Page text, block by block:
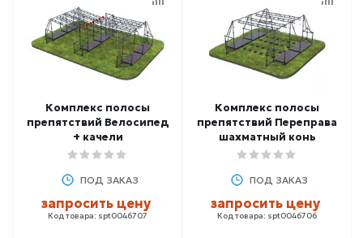
Комплекс полосы
препятствий Велосипед
+ качели
ПОД ЗАКАЗ
запросить цену
Код товара: spt0046707
Комплекс полосы
препятствий Переправа
шахматный конь
ПОД ЗАКАЗ
запросить цену
Код товара: spt0046706